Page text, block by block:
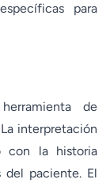
para
de
interpretación
con la historia
paciente. El